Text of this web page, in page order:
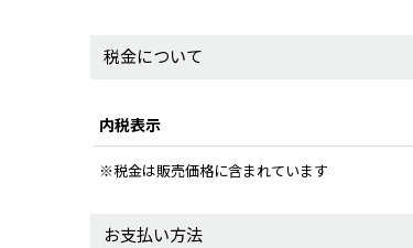
税金について
内税表示
※税金は販売価格に含まれています
お支払い方法